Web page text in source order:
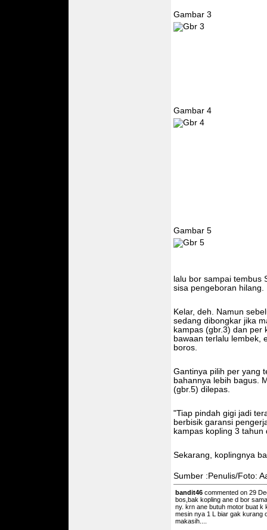
Gambar 3
Gambar 4
Gambar 5
lalu bor sampai tembus
sisa pengeboran hilang.
Kelar, deh. Namun
sedang dibongkar jika
kampas (gbr.3) dan per
bawaan terlalu lembek,
boros.
Gantinya pilih per yang
bahannya lebih bagus.
(gbr.5) dilepas.
"Tiap pindah gigi jadi
berbisik garansi
kampas kopling 3 tahun
Sekarang, koplingnya
Sumber :Penulis/Foto:
bandit46 commented on 29
bos,bak kopling ane d bor
ny. krn ane butuh motor buat k
mesin nya 1 L biar gak kurang
makasih....